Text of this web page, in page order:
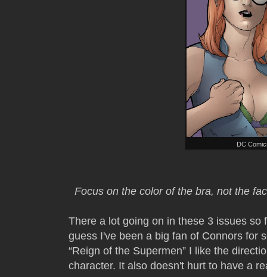
DC
Focus on the color of the bra, not the
There a lot going on in these 3 issues so
guess I've been a big fan of Connors for
“Reign of the Supermen” I like the
character. It also doesn't hurt to have a